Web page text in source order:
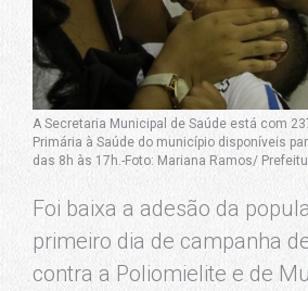
A Secretaria Municipal de Saúde está com
Primária à Saúde do município disponíveis
das 8h às 17h.-Foto: Mariana Ramos/
Foi baixa a adesão da
primeiro dia de campanha
contra a Poliomielite e de